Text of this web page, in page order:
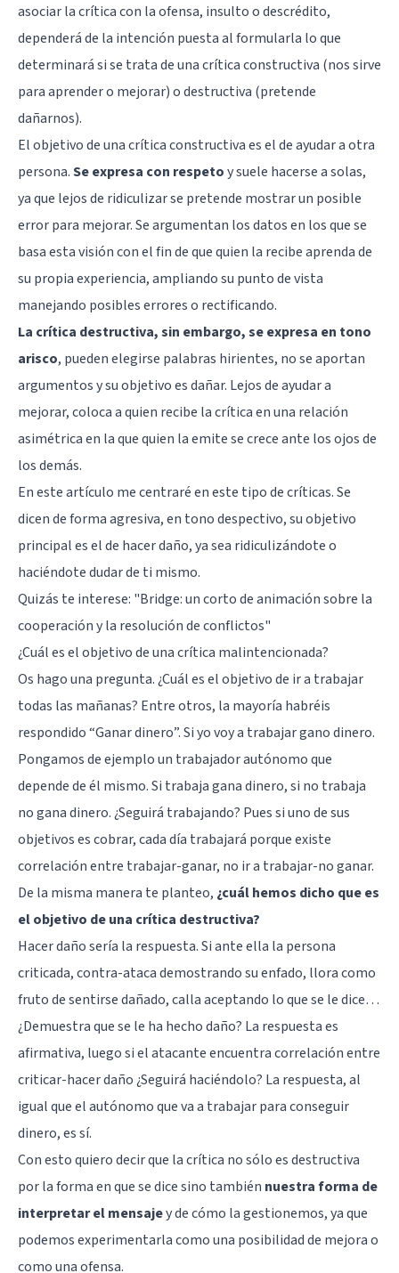
asociar la crítica con la ofensa, insulto o descrédito,
dependerá de la intención puesta al formularla lo que
determinará si se trata de una crítica constructiva (nos sirve
para aprender o mejorar) o destructiva (pretende
dañarnos).
El objetivo de una crítica constructiva es el de ayudar a otra
persona.Se expresa con respetoy suele hacerse a solas,
ya que lejos de ridiculizar se pretende mostrar un posible
error para mejorar. Se argumentan los datos en los que se
basa esta visión con el fin de que quien la recibe aprenda de
su propia experiencia, ampliando su punto de vista
manejando posibles errores o rectificando.
La crítica destructiva, sin embargo, se expresa en tono
arisco, pueden elegirse palabras hirientes, no se aportan
argumentos y su objetivo es dañar. Lejos de ayudar a
mejorar, coloca a quien recibe la crítica en una relación
asimétrica en la que quien la emite se crece ante los ojos de
los demás.
En este artículo me centraré en este tipo de críticas. Se
dicen de forma agresiva, en tono despectivo, su objetivo
principal es el de hacer daño, ya sea ridiculizándote o
haciéndote dudar de ti mismo.
Quizás te interese: "Bridge: un corto de animación sobre la
cooperación y la resolución de conflictos"
¿Cuál es el objetivo de una crítica malintencionada?
Os hago una pregunta. ¿Cuál es el objetivo de ir a trabajar
todas las mañanas? Entre otros, la mayoría habréis
respondido “Ganar dinero”. Si yo voy a trabajar gano dinero.
Pongamos de ejemplo un trabajador autónomo que
depende de él mismo. Si trabaja gana dinero, si no trabaja
no gana dinero. ¿Seguirá trabajando? Pues si uno de sus
objetivos es cobrar, cada día trabajará porque existe
correlación entre trabajar-ganar, no ir a trabajar-no ganar.
De la misma manera te planteo, ¿cuál hemos dicho que es
el objetivo de una crítica destructiva?
Hacer daño sería la respuesta. Si ante ella la persona
criticada, contra-ataca demostrando su enfado, llora como
fruto de sentirse dañado, calla aceptando lo que se le dice…
¿Demuestra que se le ha hecho daño? La respuesta es
afirmativa, luego si el atacante encuentra correlación entre
criticar-hacer daño ¿Seguirá haciéndolo? La respuesta, al
igual que el autónomo que va a trabajar para conseguir
dinero, es sí.
Con esto quiero decir que la crítica no sólo es destructiva
por la forma en que se dice sino también nuestra forma de
interpretar el mensajey de cómo la gestionemos, ya que
podemos experimentarla como una posibilidad de mejora o
como una ofensa.